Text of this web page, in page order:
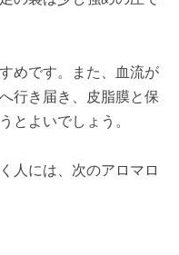
めです。また、血流が
行き届き、皮脂膜と保
とよいでしょう。
人には、次のアロマロ